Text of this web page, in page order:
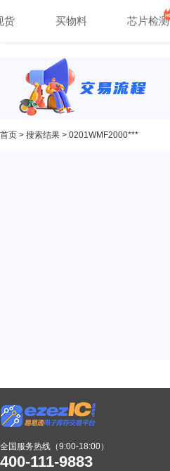
货 买物料 芯片检测
首页 > 搜索结果 > 0201WMF2000***
全国服务热线（9:00-18:00）
400-111-9883